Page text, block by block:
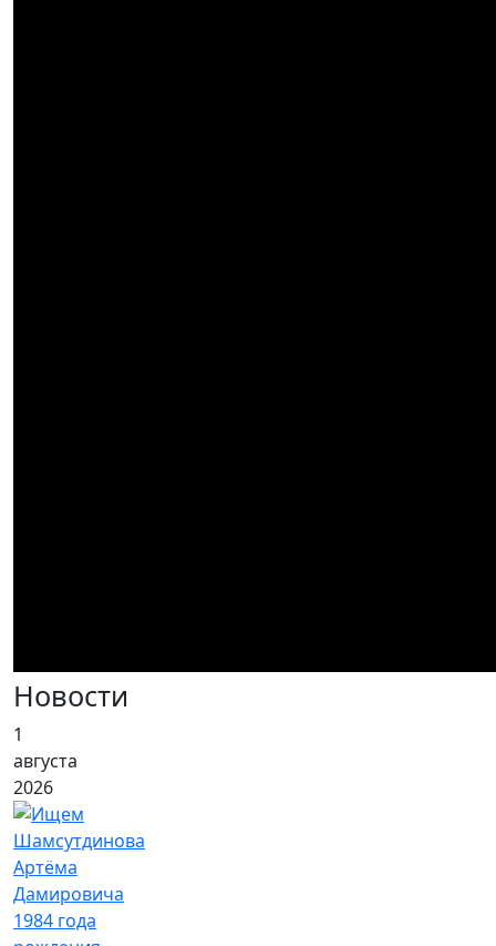
Новости
1
августа
2026